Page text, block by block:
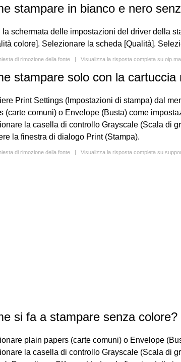
stampare in bianco e nero
la schermata delle impostazioni del driver della
colore]. Selezionare la scheda [Qualità].
di rimozione della fonte | Visualizza la risposta completa su
stampare solo con la cartuccia
Print Settings (Impostazioni di stampa) dal
(carte comuni) o Envelope (Busta) come
la casella di controllo Grayscale (Scala di
la finestra di dialogo Print (Stampa).
di rimozione della fonte | Visualizza la risposta completa su
si fa a stampare senza colore?
plain papers (carte comuni) o Envelope
la casella di controllo Grayscale (Scala di